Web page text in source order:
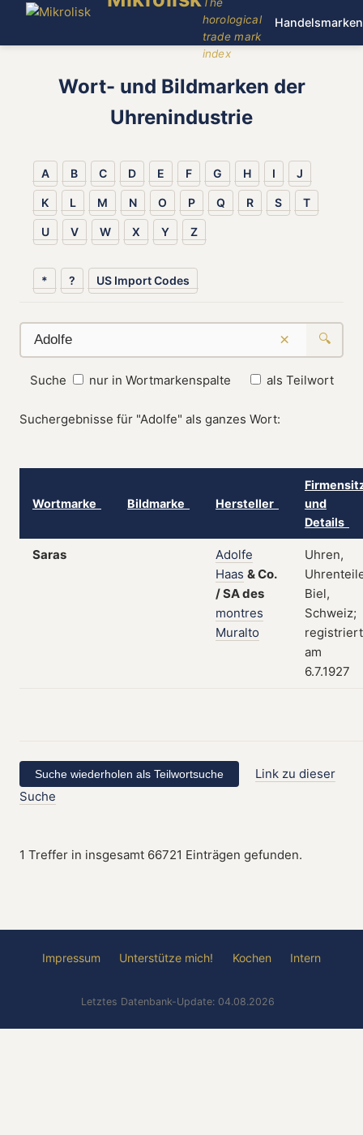
horological
trade mark
index
Handelsmarken
Wort- und Bildmarken der
Uhrenindustrie
A B C D E F G H I J
K L M N O P Q R S T
U V W X Y Z
* ? US Import Codes
× 🔍
Suche nur in Wortmarkenspalte als Teilwort
Suchergebnisse für "Adolfe" als ganzes Wort:
Wortmarke Bildmarke Hersteller
und
Details
Saras
Adolfe
Haas &Co.
/SAdes
montres
Muralto
Uhren,
Biel,
Schweiz;
registriert
am
6.7.1927
Link zu dieser
Suche
1 Treffer in insgesamt 66721 Einträgen gefunden.
Impressum Unterstütze mich! Kochen Intern
Letztes Datenbank-Update: 04.08.2026